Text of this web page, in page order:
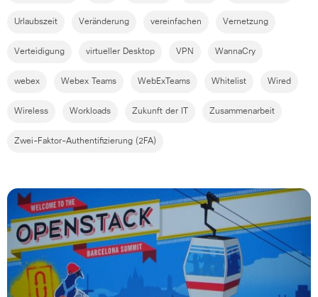
Urlaubszeit Veränderung vereinfachen Vernetzung
Verteidigung virtueller Desktop VPN WannaCry
webex Webex Teams WebExTeams Whitelist Wired
Wireless Workloads Zukunft der IT Zusammenarbeit
Zwei-Faktor-Authentifizierung (2FA)